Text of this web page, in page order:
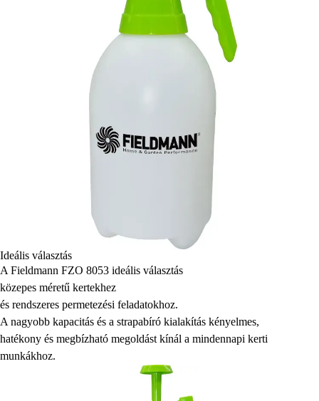
Ideális választás
A Fieldmann FZO 8053 ideális választás
közepes méretű kertekhez
és rendszeres permetezési feladatokhoz.
A nagyobb kapacitás és a strapabíró kialakítás kényelmes,
hatékony és megbízható megoldást kínál a mindennapi kerti
munkákhoz.